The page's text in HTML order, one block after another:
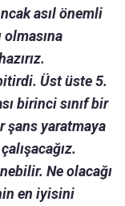
asıl önemli
Üst üste 5.
birinci sınıf bir
şans yaratmaya
Ne olacağı
en iyisini